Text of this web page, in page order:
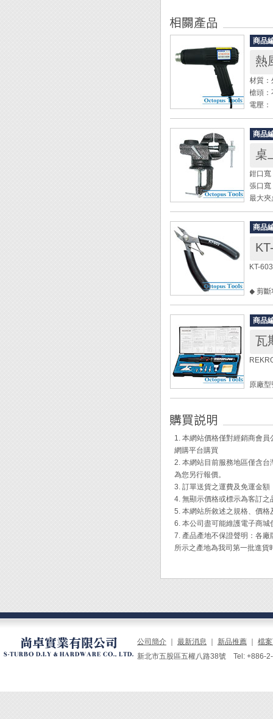
商品
熱
材質
槍頭
電壓
輸入
輸出
熱風
第
◆ 用途
◆ 使用
冷凍
◆ 出風
產品
商品
桌
鉗口
張口
最大
材質：
◆ 重心
商品
KT-
◆ 剪斷
◆ 附
原廠
全長
材質
[切斷
鐵線
銅線
商品
瓦
原廠
瓦斯
全長
寬度
適用
[工作
火焰
烙鐵
[工具
1 x 清
1 x 錫
1. 本網站價格僅對經銷商會
網購平台購買
2. 本網站目前服務地區僅含
為您另行報價。
3. 訂單送貨之運費及免運金
4. 無顯示價格或標示為客訂
5. 本網站所敘述之規格、價
6. 本公司盡可能維護電子商
7. 產品產地不保證聲明：各
所示之產地為我司第一批進
公司簡介 最新消息 新品推薦
檔
新北市五股區五權八路38號 Tel: